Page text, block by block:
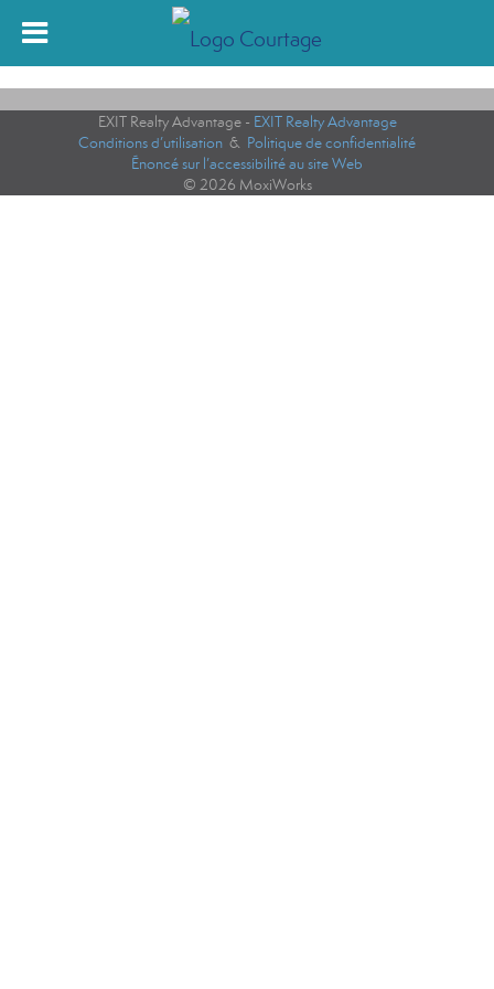
EXIT Realty Advantage - EXIT Realty Advantage
Conditions d’utilisation & Politique de confidentialité
Énoncé sur l’accessibilité au site Web
© 2026 MoxiWorks